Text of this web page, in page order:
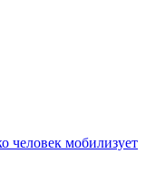
человек мобилизует